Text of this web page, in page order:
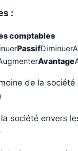
:
comptables
Passif
Avantage
de la
société envers